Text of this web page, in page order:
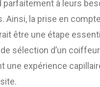
parfaitement à leurs
Ainsi, la prise en
être une étape
sélection d’un coiffeur
une expérience